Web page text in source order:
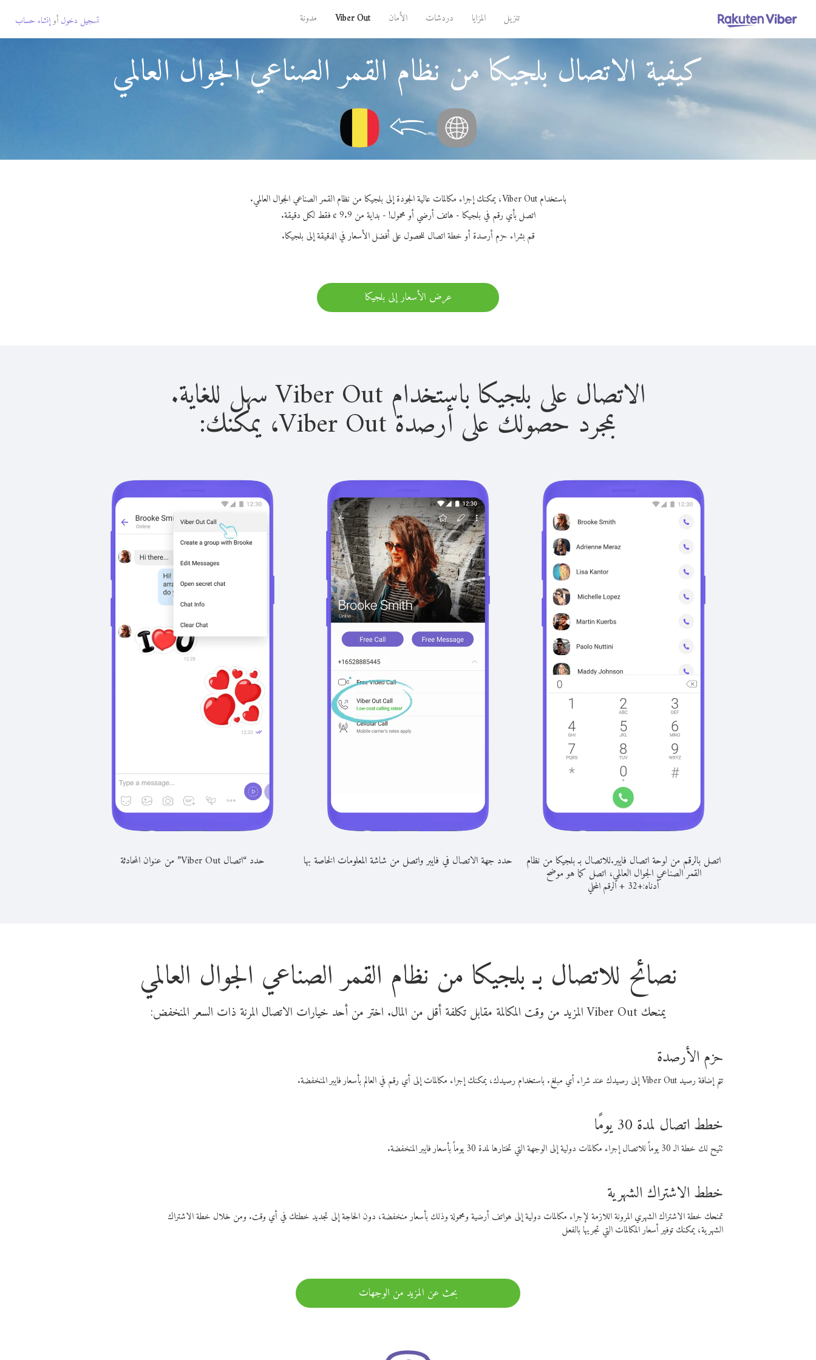
تنزيل المزايا دردشات الأمان Viber Out مدونة تسجيل دخول أوإنشاء حساب
كيفية الاتصال بلجيكا من نظام القمر الصناعي الجوال العالمي
باستخدام Viber Out، يمكنك إجراء مكالمات عالية الجودة إلى بلجيكا من نظام القمر الصناعي الجوال العالمي.
اتصل بأي رقم في بلجيكا - هاتف أرضي أو محمول! - بداية من 9.9 ¢ فقط لكل دقيقة.
قم بشراء حزم أرصدة أو خطة اتصال للحصول على أفضل الأسعار في الدقيقة إلى بلجيكا.
عرض الأسعار إلى بلجيكا
الاتصال على بلجيكا باستخدام Viber Out سهل للغاية.
بمجرد حصولك على أرصدة Viber Out، يمكنك:
اتصل بالرقم من لوحة اتصال فايبر.للاتصال بـ بلجيكا من نظام
القمر الصناعي الجوال العالمي، اتصل كما هو موضح
أدناه:+
32
+الرقم المحلي
حدد جهة الاتصال في فايبر واتصل من شاشة المعلومات الخاصة بها حدد “اتصال Viber Out” من عنوان المحادثة
نصائح للاتصال بـ بلجيكا من نظام القمر الصناعي الجوال العالمي
يمنحك Viber Out المزيد من وقت المكالمة مقابل تكلفة أقل من المال. اختر من أحد خيارات الاتصال المرنة ذات السعر المنخفض:
حزم الأرصدة
تتم إضافة رصيد Viber Out إلى رصيدك عند شراء أي مبلغ. باستخدام رصيدك، يمكنك إجراء مكالمات إلى أي رقم في العالم بأسعار فايبر المنخفضة.
خطط اتصال لمدة 30 يومًا
تتيح لك خطة الـ 30 يوماً للاتصال إجراء مكالمات دولية إلى الوجهة التي تختارها لمدة 30 يوماً بأسعار فايبر المنخفضة.
خطط الاشتراك الشهرية
تمنحك خطة الاشتراك الشهري المرونة اللازمة لإجراء مكالمات دولية إلى هواتف أرضية ومحمولة وذلك بأسعار منخفضة، دون الحاجة إلى تجديد خطتك في أي وقت. ومن خلال خطة الاشتراك
الشهرية، يمكنك توفير أسعار المكالمات التي تجريها بالفعل
بحث عن المزيد من الوجهات